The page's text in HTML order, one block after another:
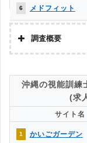
6 メドフィット
ミラクス介護
お仕事委員会
8 PTOT転職ナビ
8
ベネッセMCM
お仕事サポート
8 かいごガーデン
調査概要
株式会社アドバン
Googleで「リハビ
ていた「『有料職
沖縄の視能訓練
(求
サイト名
1 かいごガーデン